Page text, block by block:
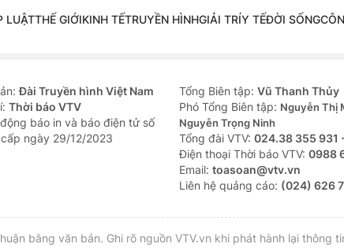
LUẬTTHẾ GIỚIKINH TẾTRUYỀN HÌNHGIẢI TRÍY TẾĐỜI SỐNG
Đài Truyền hình Việt Nam
Thời báo VTV
báo in và báo điện tử số
ngày 29/12/2023
Tổng Biên tập: Vũ Thanh Thủy
Phó Tổng Biên tập: Nguyễn Thị
Nguyễn Trọng Ninh
Tổng đài VTV: 024.38 355 931
Ðiện thoại Thời báo VTV: 0988
Email: toasoan@vtv.vn
Liên hệ quảng cáo: (024) 626
bằng văn bản. Ghi rõ nguồn VTV.vn khi phát hành lại thông